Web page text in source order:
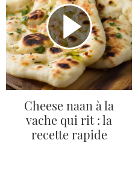
Cheese naan à la
vache qui rit : la
recette rapide